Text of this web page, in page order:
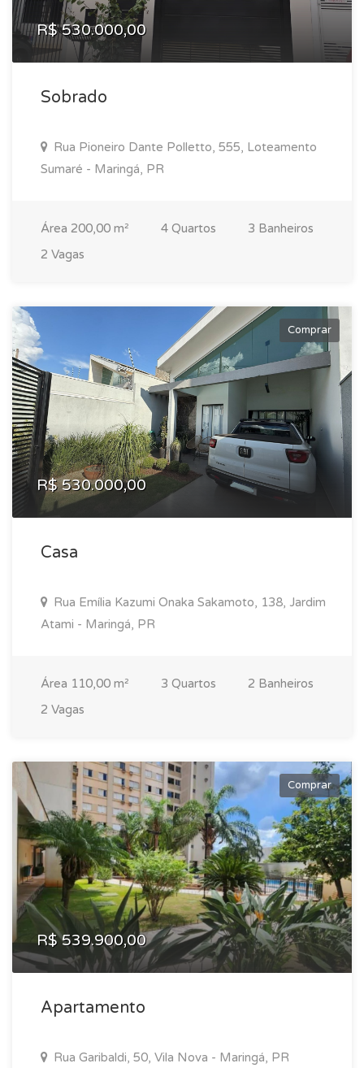
R$ 530.000,00
Sobrado
Rua Pioneiro Dante Polletto, 555, Loteamento
Sumaré - Maringá, PR
Área 200,00 m² 4 Quartos
3 Banheiros
2 Vagas
Comprar
R$ 530.000,00
Casa
Rua Emília Kazumi Onaka Sakamoto, 138, Jardim
Atami - Maringá, PR
Área 110,00 m² 3 Quartos
2 Banheiros
2 Vagas
Comprar
R$ 539.900,00
Apartamento
Rua Garibaldi, 50, Vila Nova - Maringá, PR